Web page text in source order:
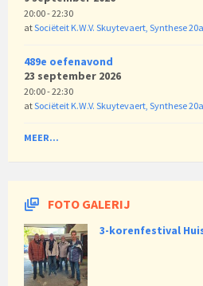
20:00 - 22:30
atSociëteit K.W.V. Skuytevaert, Synthese
489e oefenavond
23 september 2026
20:00 - 22:30
atSociëteit K.W.V. Skuytevaert, Synthese
MEER...
FOTO GALERIJ
3-korenfestival